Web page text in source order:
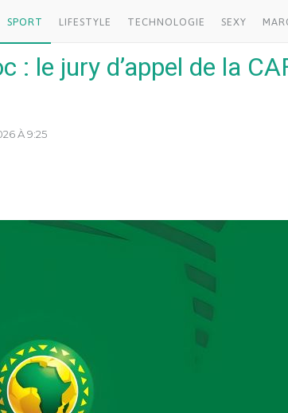
SPORT LIFESTYLE TECHNOLOGIE SEXY
: le jury d’appel de la
À 9:25